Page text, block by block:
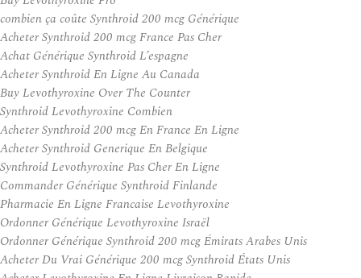
combien ça coûte Synthroid 200 mcg Générique
Acheter Synthroid 200 mcg France Pas Cher
Achat Générique Synthroid L’espagne
Acheter Synthroid En Ligne Au Canada
Buy Levothyroxine Over The Counter
Synthroid Levothyroxine Combien
Acheter Synthroid 200 mcg En France En Ligne
Acheter Synthroid Generique En Belgique
Synthroid Levothyroxine Pas Cher En Ligne
Commander Générique Synthroid Finlande
Pharmacie En Ligne Francaise Levothyroxine
Ordonner Générique Levothyroxine Israël
Ordonner Générique Synthroid 200 mcg Émirats Arabes Unis
Acheter Du Vrai Générique 200 mcg Synthroid États Unis